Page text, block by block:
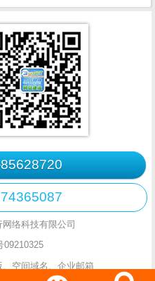
络科技有限公司
09210325
空间域名、企业邮箱